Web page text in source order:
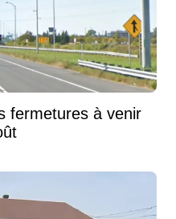
fermetures à venir